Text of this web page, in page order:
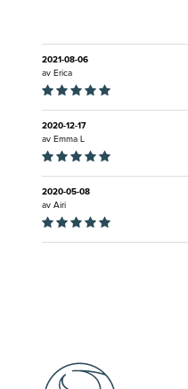
2021-08-06
av Erica
2020-12-17
av Emma L
2020-05-08
av Airi